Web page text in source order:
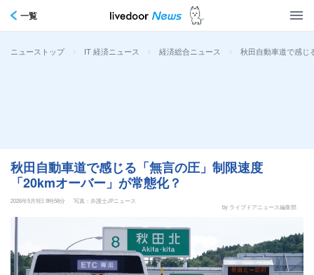
一覧
ニューストップ > IT 経済ニュース > 経済総合ニュース > 秋田自動車道で感じ
秋田自動車道で感じる「無言の圧」制限速度
「20kmオーバー」が常態化？
2026年5月9日 9時58分
写真：弁護士JPニュース
by ライブドアニュース編集部